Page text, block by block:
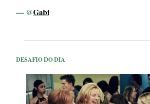
— @Gabi
DESAFIO DO DIA